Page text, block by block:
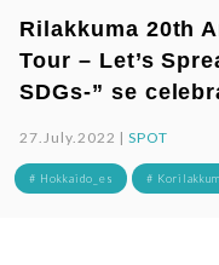
Rilakkuma 20th
Tour – Let’s
SDGs-” se
27.July.2022 |SPOT
# Hokkaido_es #